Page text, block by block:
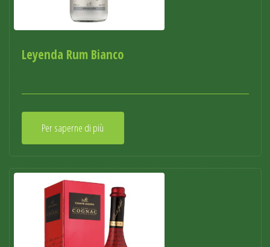
Leyenda Rum Bianco
Per saperne di più